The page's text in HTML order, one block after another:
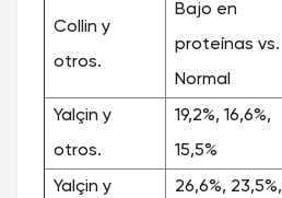
Collin y
otros.
Bajo en
proteínas vs.
Normal
Yalçin y
otros.
19,2%, 16,6%,
15,5%
Yalçin y
26,6%, 23,5%,